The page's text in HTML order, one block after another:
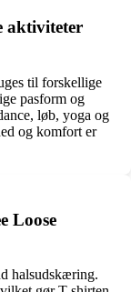
aktiviteter
til forskellige
pasform og
løb, yoga og
og komfort er
Loose
halsudskæring.